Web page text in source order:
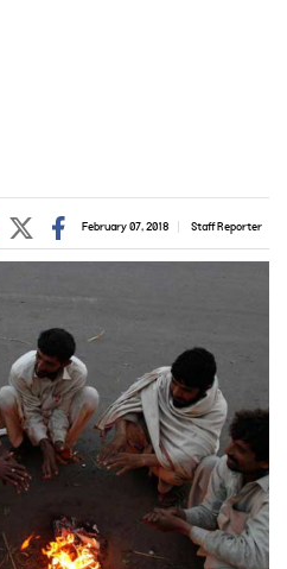
Staff Reporter
February 07, 2018